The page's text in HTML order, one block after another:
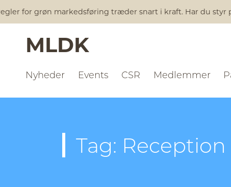
for grøn markedsføring træder snart i kraft. Har du styr
MLDK
Nyheder Events CSR Medlemmer
Tag: Reception